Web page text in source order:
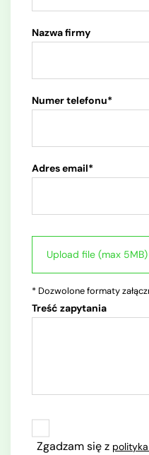
Nazwa firmy
Numer telefonu*
Adres email*
* Dozwolone formaty
Treść zapytania
Zgadzam się z